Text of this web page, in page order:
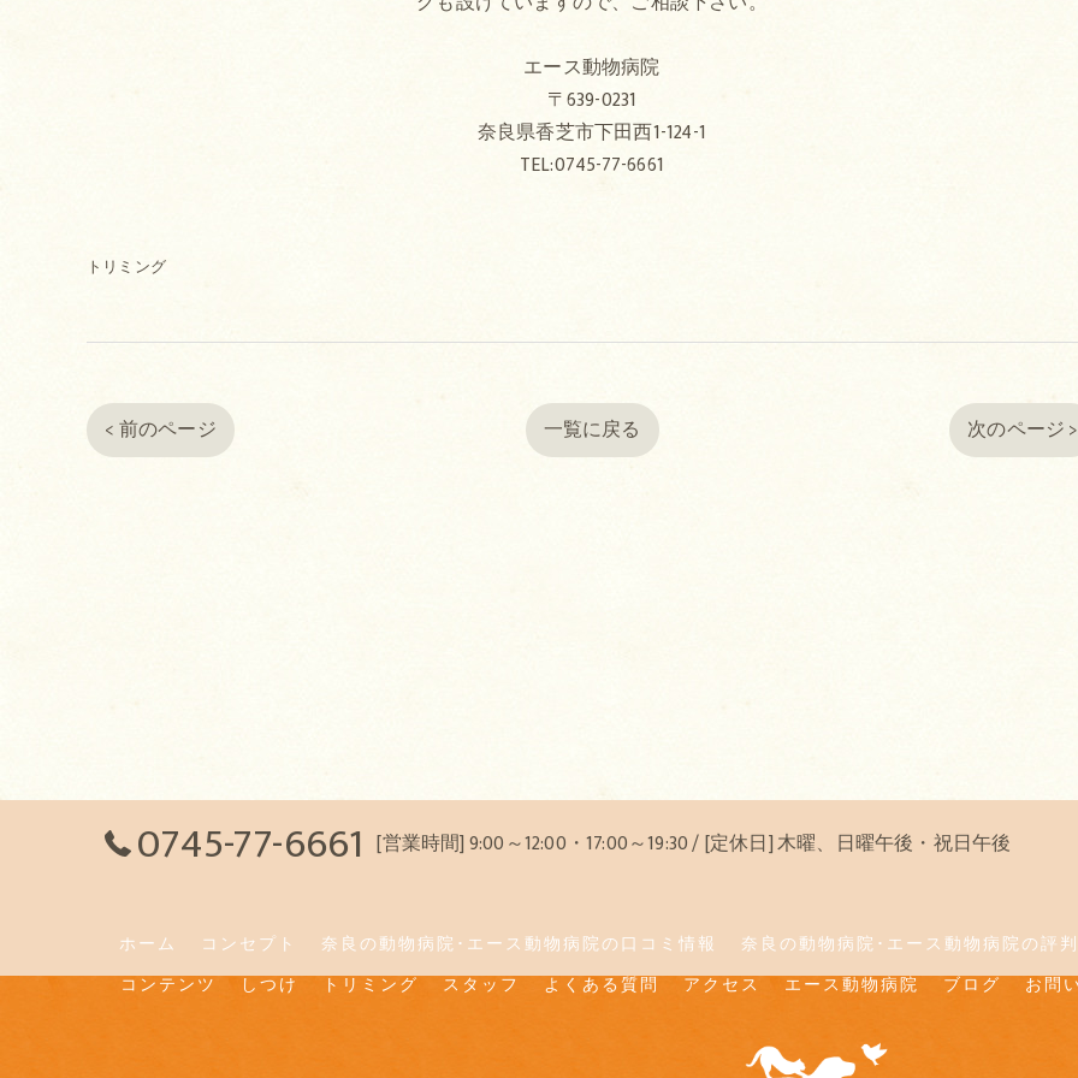
エース動物病院
〒639-0231
奈良県香芝市下田西1-124-1
TEL:0745-77-6661
トリミング
< 前のページ 一覧に戻る 次のページ >
0745-77-6661 [営業時間] 9:00～12:00・17:00～19:30 / [定休日] 木曜、日曜午後・祝日午後
ホーム コンセプト 奈良の動物病院･エース動物病院の口コミ情報
奈良の動物病院･エース動物病院の評判
コンテンツ
しつけ トリミング スタッフ よくある質問 アクセス エース動物病院 ブログ お問